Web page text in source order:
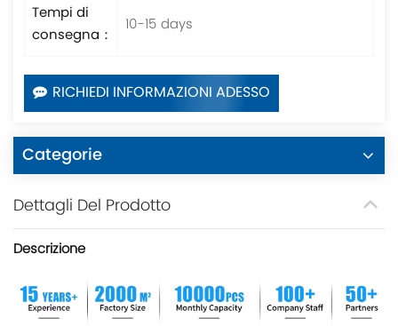
Tempi di
consegna：
10-15 days
RICHIEDI INFORMAZIONI ADESSO
Categorie
Dettagli Del Prodotto
Descrizione